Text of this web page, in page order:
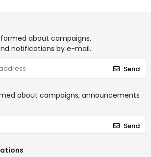
about campaigns,
notifications by e-mail.
Send
about campaigns, announcements
Send